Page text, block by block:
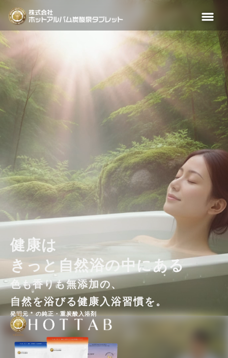
健康は
きっと自然浴の中にある
色も香りも無添加の、
自然を浴びる健康入浴習慣を。
発明元 * の純正・重炭酸入浴剤